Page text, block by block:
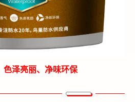
色泽亮丽、净味环保